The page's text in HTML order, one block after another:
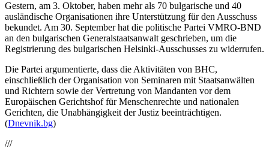
Gestern, am 3. Oktober, haben mehr als 70 bulgarische und 40
ausländische Organisationen ihre Unterstützung für den Ausschuss
bekundet. Am 30. September hat die politische Partei VMRO-BND
an den bulgarischen Generalstaatsanwalt geschrieben, um die
Registrierung des bulgarischen Helsinki-Ausschusses zu widerrufen.
Die Partei argumentierte, dass die Aktivitäten von BHC,
einschließlich der Organisation von Seminaren mit Staatsanwälten
und Richtern sowie der Vertretung von Mandanten vor dem
Europäischen Gerichtshof für Menschenrechte und nationalen
Gerichten, die Unabhängigkeit der Justiz beeinträchtigen.
(Dnevnik.bg)
///